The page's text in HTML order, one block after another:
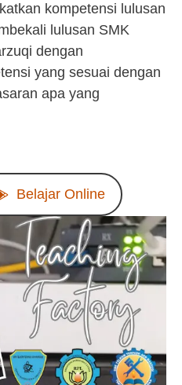
kompetensi lulusan
lulusan SMK
dengan
yang sesuai dengan
apa yang
Belajar Online